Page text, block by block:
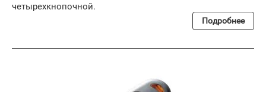
четырехкнопочной.
Подробнее